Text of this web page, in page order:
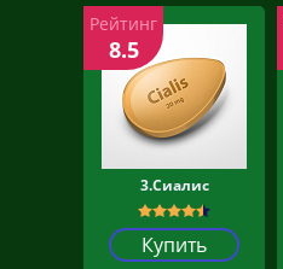
3.Сиалис
Купить
Рейтинг
8.5